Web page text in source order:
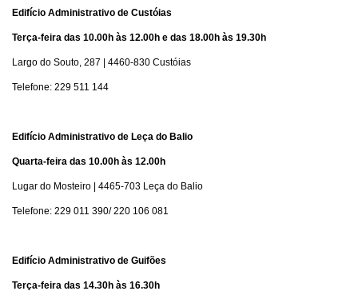
Edifício Administrativo de Custóias
Terça-feira das 10.00h às 12.00h e das 18.00h às 19.30h
Largo do Souto, 287 | 4460-830 Custóias
Telefone: 229 511 144
Edifício Administrativo de Leça do Balio
Quarta-feira das 10.00h às 12.00h
Lugar do Mosteiro | 4465-703 Leça do Balio
Telefone: 229 011 390/ 220 106 081
Edifício Administrativo de Guifões
Terça-feira das 14.30h às 16.30h